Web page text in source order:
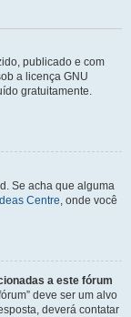
publicado e com
a licença GNU
gratuitamente.
Se acha que alguma
Centre, onde você
a este fórum
deve ser um alvo
deverá contatar